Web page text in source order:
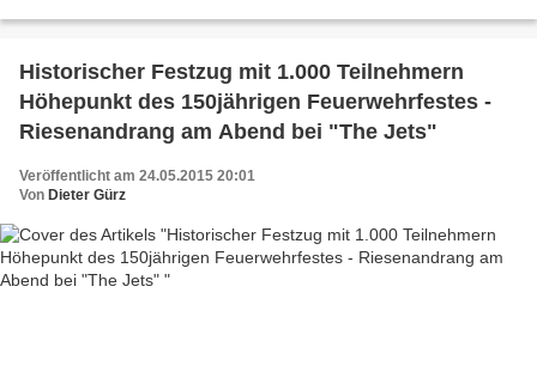
Historischer Festzug mit 1.000 Teilnehmern
Höhepunkt des 150jährigen Feuerwehrfestes -
Riesenandrang am Abend bei "The Jets"
Veröffentlicht am 24.05.2015 20:01
Von Dieter Gürz